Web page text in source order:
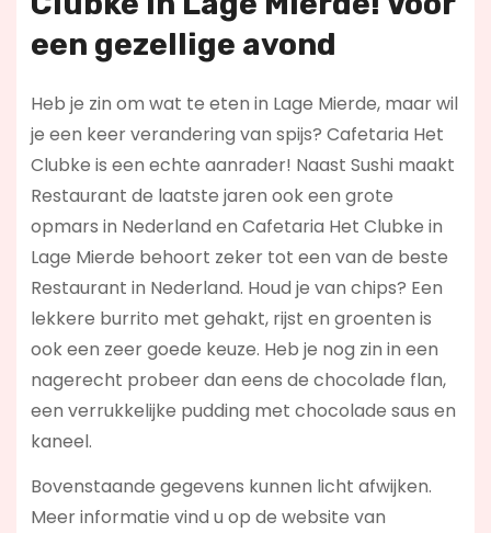
een gezellige avond
Heb je zin om wat te eten in Lage Mierde, maar wil
je een keer verandering van spijs? Cafetaria Het
Clubke is een echte aanrader! Naast Sushi maakt
Restaurant de laatste jaren ook een grote
opmars in Nederland en Cafetaria Het Clubke in
Lage Mierde behoort zeker tot een van de beste
Restaurant in Nederland. Houd je van chips? Een
lekkere burrito met gehakt, rijst en groenten is
ook een zeer goede keuze. Heb je nog zin in een
nagerecht probeer dan eens de chocolade flan,
een verrukkelijke pudding met chocolade saus en
kaneel.
Bovenstaande gegevens kunnen licht afwijken.
Meer informatie vind u op de website van